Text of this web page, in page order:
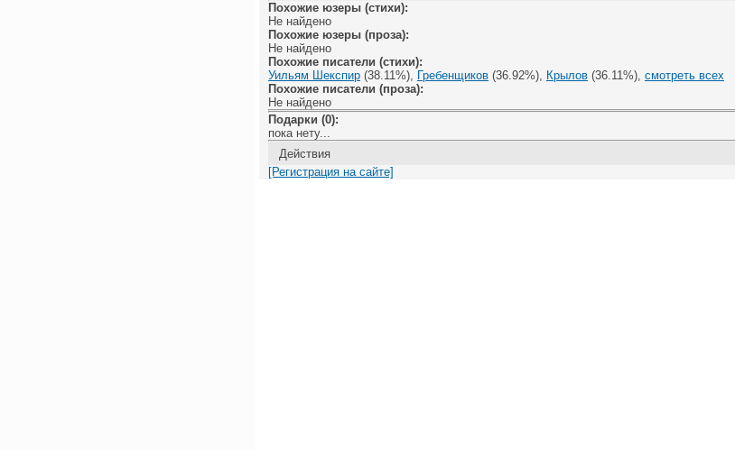
Похожие юзеры (стихи):
Не найдено
Похожие юзеры (проза):
Не найдено
Похожие писатели (стихи):
Уильям Шекспир (38.11%), Гребенщиков (36.92%), Крылов (36.11%), смотреть всех
Похожие писатели (проза):
Не найдено
Подарки (0):
пока нету...
Действия
[Регистрация на сайте]